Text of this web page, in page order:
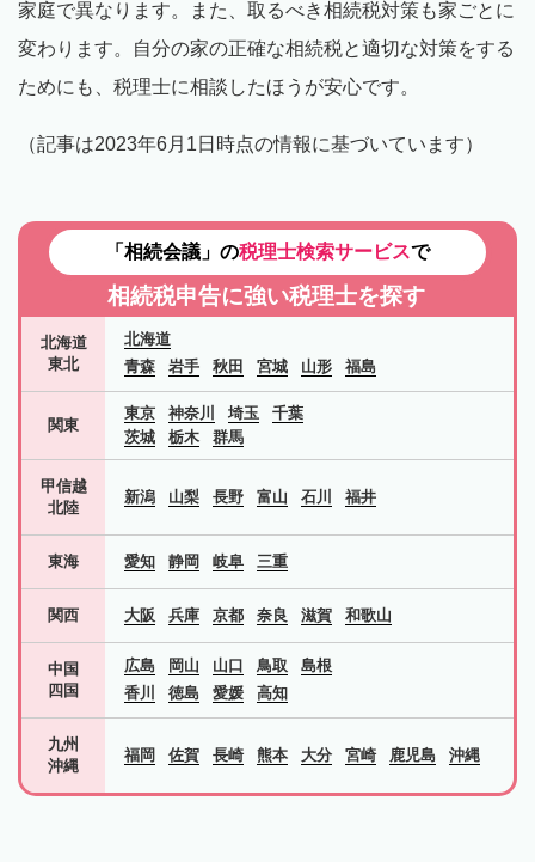
家庭で異なります。また、取るべき相続税対策も家ごとに
変わります。自分の家の正確な相続税と適切な対策をする
ためにも、税理士に相談したほうが安心です。
（記事は2023年6月1日時点の情報に基づいています）
「相続会議」の税理士検索サービスで
相続税申告に強い税理士を探す
北海道
東北
北海道
青森
岩手 秋田 宮城 山形 福島
関東
東京 神奈川 埼玉
千葉
茨城
栃木 群馬
甲信越
北陸
新潟 山梨 長野 富山 石川 福井
東海 愛知 静岡 岐阜 三重
関西 大阪 兵庫 京都 奈良 滋賀 和歌山
中国
四国
広島 岡山 山口 鳥取
島根
香川
徳島 愛媛 高知
九州
沖縄
福岡 佐賀 長崎 熊本 大分 宮崎 鹿児島 沖縄